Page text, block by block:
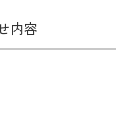
内容